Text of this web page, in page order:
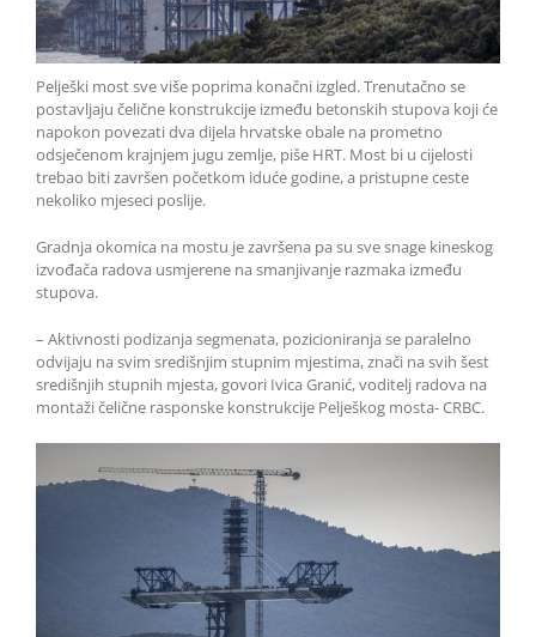
Pelješki most sve više poprima konačni izgled. Trenutačno se
postavljaju čelične konstrukcije između betonskih stupova koji će
napokon povezati dva dijela hrvatske obale na prometno
odsječenom krajnjem jugu zemlje, piše HRT. Most bi u cijelosti
trebao biti završen početkom iduće godine, a pristupne ceste
nekoliko mjeseci poslije.
Gradnja okomica na mostu je završena pa su sve snage kineskog
izvođača radova usmjerene na smanjivanje razmaka između
stupova.
– Aktivnosti podizanja segmenata, pozicioniranja se paralelno
odvijaju na svim središnjim stupnim mjestima, znači na svih šest
središnjih stupnih mjesta, govori Ivica Granić, voditelj radova na
montaži čelične rasponske konstrukcije Pelješkog mosta- CRBC.